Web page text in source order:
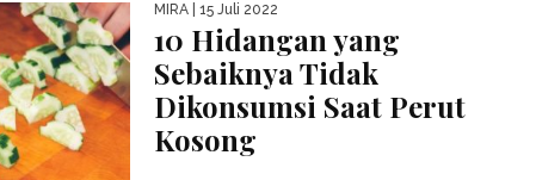
MIRA | 15 Juli 2022
10 Hidangan yang
Sebaiknya Tidak
Dikonsumsi Saat Perut
Kosong